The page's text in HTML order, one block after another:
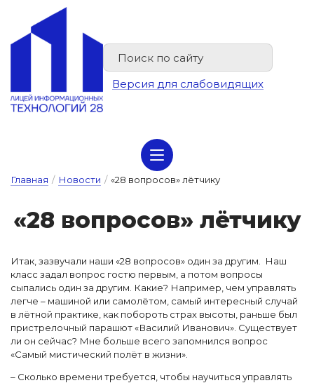
Версия для слабовидящих
Главная / Новости / «28 вопросов» лётчику
«28 воп­ро­сов» лёт­чи­ку
Итак, зазвучали наши «28 вопросов» один за другим. Наш
класс задал вопрос гостю первым, а потом вопросы
сыпались один за другим. Какие? Например, чем управлять
легче – машиной или самолётом, самый интересный случай
в лётной практике, как побороть страх высоты, раньше был
пристрелочный парашют «Василий Иванович». Существует
ли он сейчас? Мне больше всего запомнился вопрос
«Самый мистический полёт в жизни».
– Сколько времени требуется, чтобы научиться управлять